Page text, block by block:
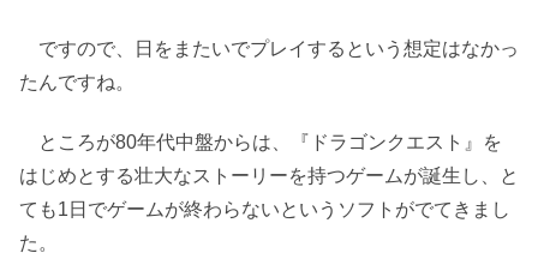
ですので、日をまたいでプレイするという想定はなかっ
たんですね。
ところが80年代中盤からは、『ドラゴンクエスト』を
はじめとする壮大なストーリーを持つゲームが誕生し、と
ても1日でゲームが終わらないというソフトがでてきまし
た。